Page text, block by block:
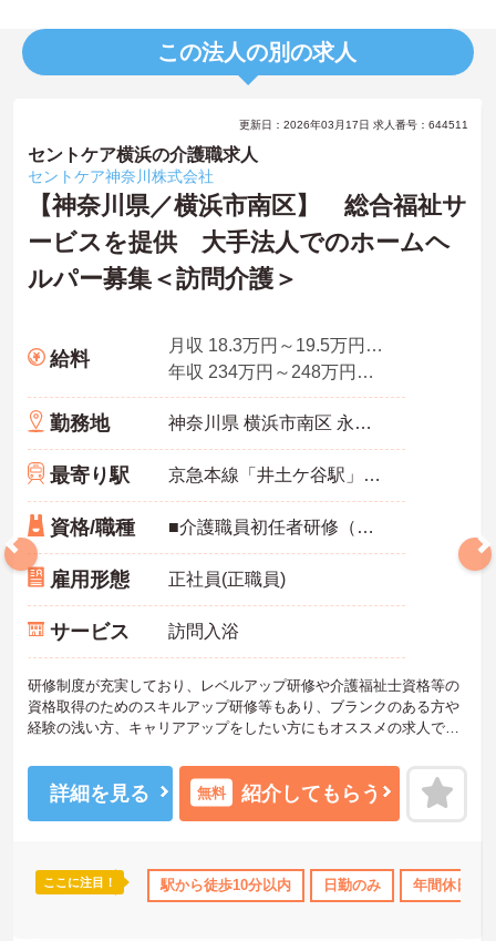
この法人の別の求人
社会保険完備 交通費支給 退職金制度あり
更新日：2026年03月17日 求人番号：644511
セントケア横浜の介護職求人
セントケア神奈川株式会社
【神奈川県／横浜市南区】 総合福祉サ
ービスを提供 大手法人でのホームヘ
ルパー募集＜訪問介護＞
給料
月収 18.3万円～19.5万円程度（諸手当込み）
年収 234万円～248万円程度（諸手当込み）
勤務地 神奈川県 横浜市南区 永田東1-1-7アーバンフラット井土ヶ谷2F
最寄り駅 京急本線「井土ケ谷駅」徒歩3分
資格/職種 ■介護職員初任者研修（旧ヘルパー2級）以上
雇用形態 正社員(正職員)
サービス 訪問入浴
研修制度が充実しており、レベルアップ研修や介護福祉士資格等の
資格取得のためのスキルアップ研修等もあり、ブランクのある方や
経験の浅い方、キャリアアップをしたい方にもオススメの求人で
女性も働きやすい環境作りに力を入れており、家庭との両立もしや
すく、また休職後の復帰率も高く、長く働ける職場です。県内全域
に営業所があり、勤務先の異動も可能です。
詳細を見る 無料 紹介してもらう
ここに注目！ 駅から徒歩10分以内 日勤のみ 年間休日